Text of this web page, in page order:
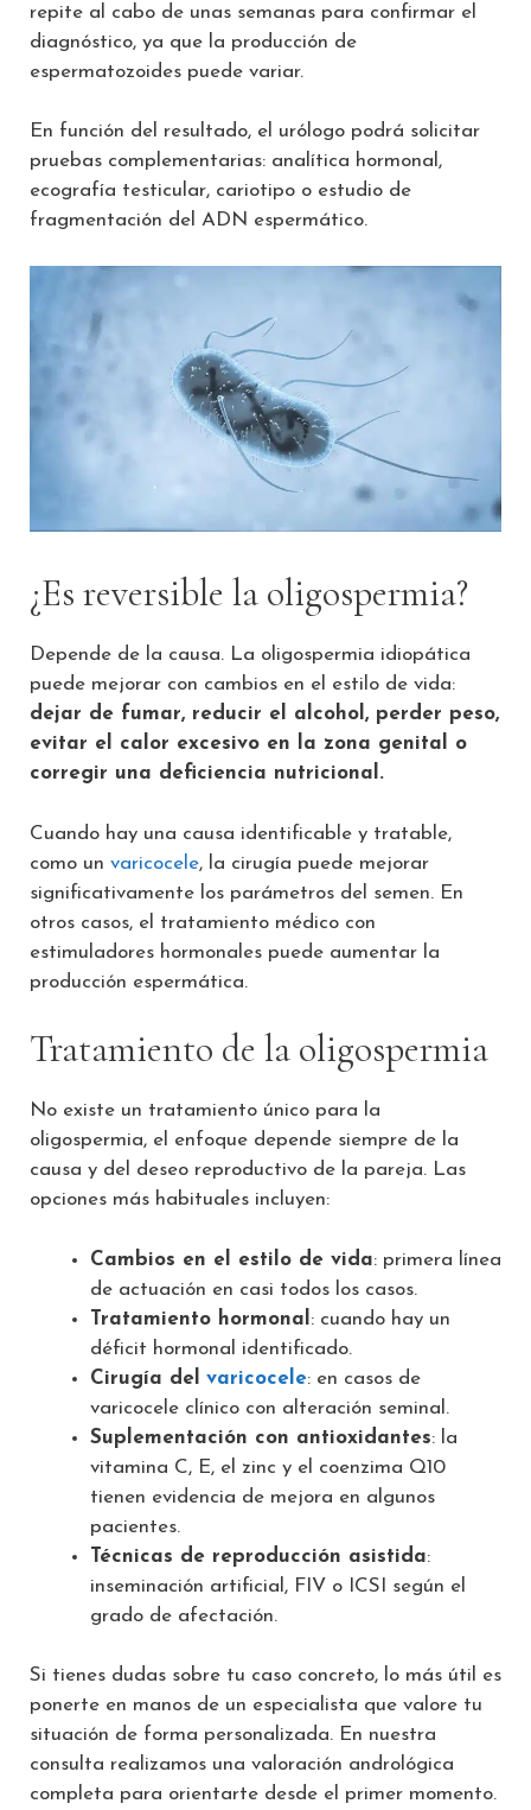
repite al cabo de unas semanas para confirmar el
diagnóstico, ya que la producción de
espermatozoides puede variar.
En función del resultado, el urólogo podrá solicitar
pruebas complementarias: analítica hormonal,
ecografía testicular, cariotipo o estudio de
fragmentación del ADN espermático.
¿Es reversible la oligospermia?
Depende de la causa. La oligospermia idiopática
puede mejorar con cambios en el estilo de vida:
dejar de fumar, reducir el alcohol, perder peso,
evitar el calor excesivo en la zona genital o
corregir una deficiencia nutricional.
Cuando hay una causa identificable y tratable,
como un varicocele, la cirugía puede mejorar
significativamente los parámetros del semen. En
otros casos, el tratamiento médico con
estimuladores hormonales puede aumentar la
producción espermática.
Tratamiento de la oligospermia
No existe un tratamiento único para la
oligospermia, el enfoque depende siempre de la
causa y del deseo reproductivo de la pareja. Las
opciones más habituales incluyen:
Cambios en el estilo de vida: primera línea
de actuación en casi todos los casos.
Tratamiento hormonal : cuando hay un
déficit hormonal identificado.
Cirugía del varicocele: en casos de
varicocele clínico con alteración seminal.
Suplementación con antioxidantes: la
vitamina C, E, el zinc y el coenzima Q10
tienen evidencia de mejora en algunos
pacientes.
Técnicas de reproducción asistida:
inseminación artificial, FIV o ICSI según el
grado de afectación.
Si tienes dudas sobre tu caso concreto, lo más útil es
ponerte en manos de un especialista que valore tu
situación de forma personalizada. En nuestra
consulta realizamos una valoración andrológica
completa para orientarte desde el primer momento.